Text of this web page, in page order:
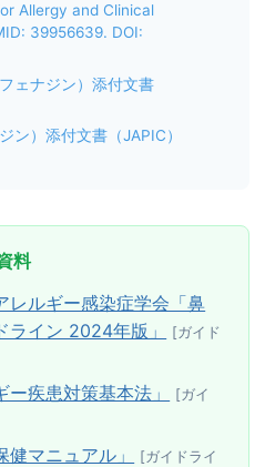
Allergy and Clinical
39956639. DOI:
ェナジン）添付文書
ン）添付文書（JAPIC）
料
レルギー感染症学会「鼻
ライン 2024年版」
[ガイド
疾患対策基本法」
[ガイ
マニュアル」
[ガイドライ